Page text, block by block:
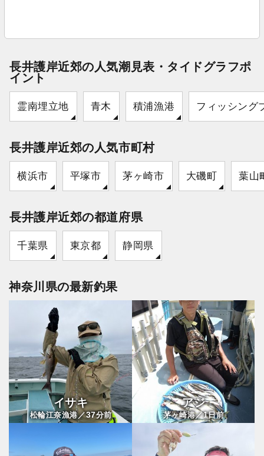
長井護岸近郊の人気潮見表・タイドグラフポ
イント
霊南埋立地 青木 積浦漁港 フィッシング
長井護岸近郊の人気市町村
横浜市 平塚市 茅ヶ崎市 大磯町 葉山
長井護岸近郊の都道府県
千葉県 東京都 静岡県
神奈川県の最新釣果
イサキ
松輪江奈漁港／37分前
アジ
茅ヶ崎港／1日前